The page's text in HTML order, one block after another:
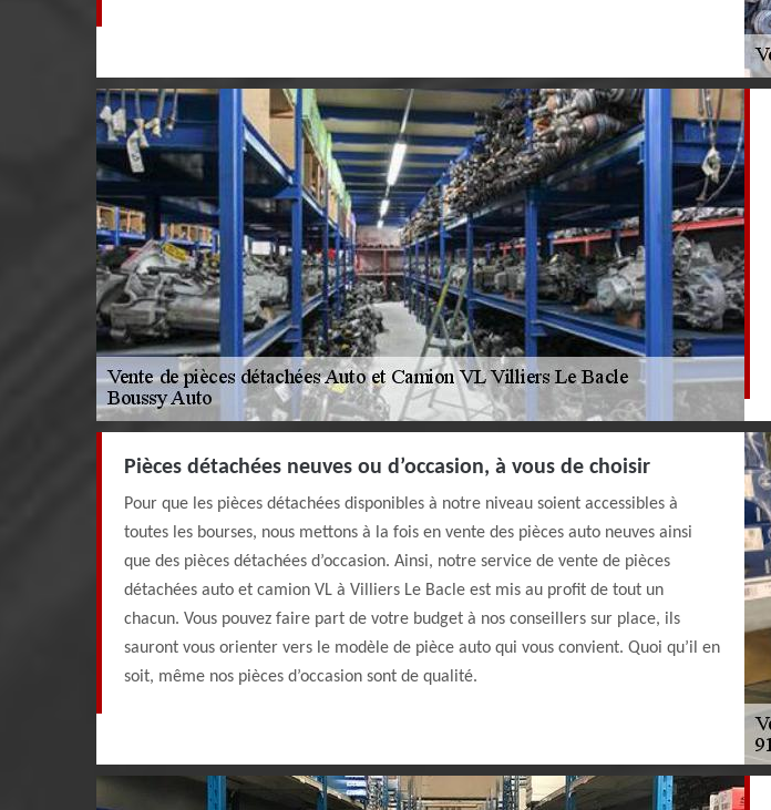
Pièces détachées neuves ou d’occasion, à vous de choisir
Pour que les pièces détachées disponibles à notre niveau soient accessibles à
toutes les bourses, nous mettons à la fois en vente des pièces auto neuves ainsi
que des pièces détachées d’occasion. Ainsi, notre service de vente de pièces
détachées auto et camion VL à Villiers Le Bacle est mis au profit de tout un
chacun. Vous pouvez faire part de votre budget à nos conseillers sur place, ils
sauront vous orienter vers le modèle de pièce auto qui vous convient. Quoi qu’il en
soit, même nos pièces d’occasion sont de qualité.